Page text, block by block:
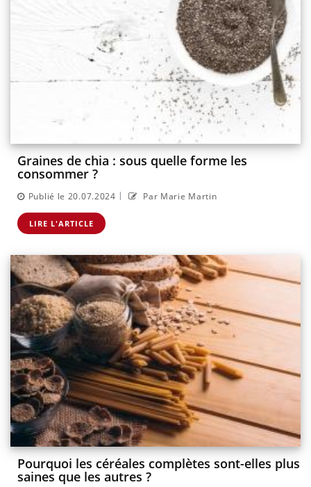
Graines de chia : sous quelle forme les
consommer ?
Publié le 20.07.2024 | Par Marie Martin
LIRE L'ARTICLE
Pourquoi les céréales complètes sont-elles plus
saines que les autres ?